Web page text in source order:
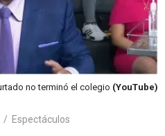
no terminó el colegio (YouTube)
/ Espectáculos